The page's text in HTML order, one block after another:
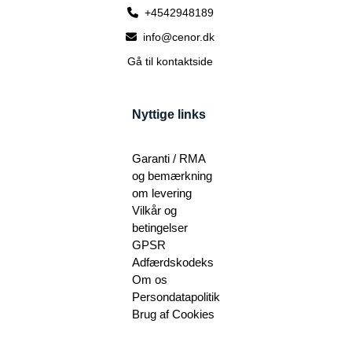
+4542948189
info@cenor.dk
Gå til kontaktside
Nyttige links
Garanti / RMA
og bemærkning
om levering
Vilkår og
betingelser
GPSR
Adfærdskodeks
Om os
Persondatapolitik
Brug af Cookies